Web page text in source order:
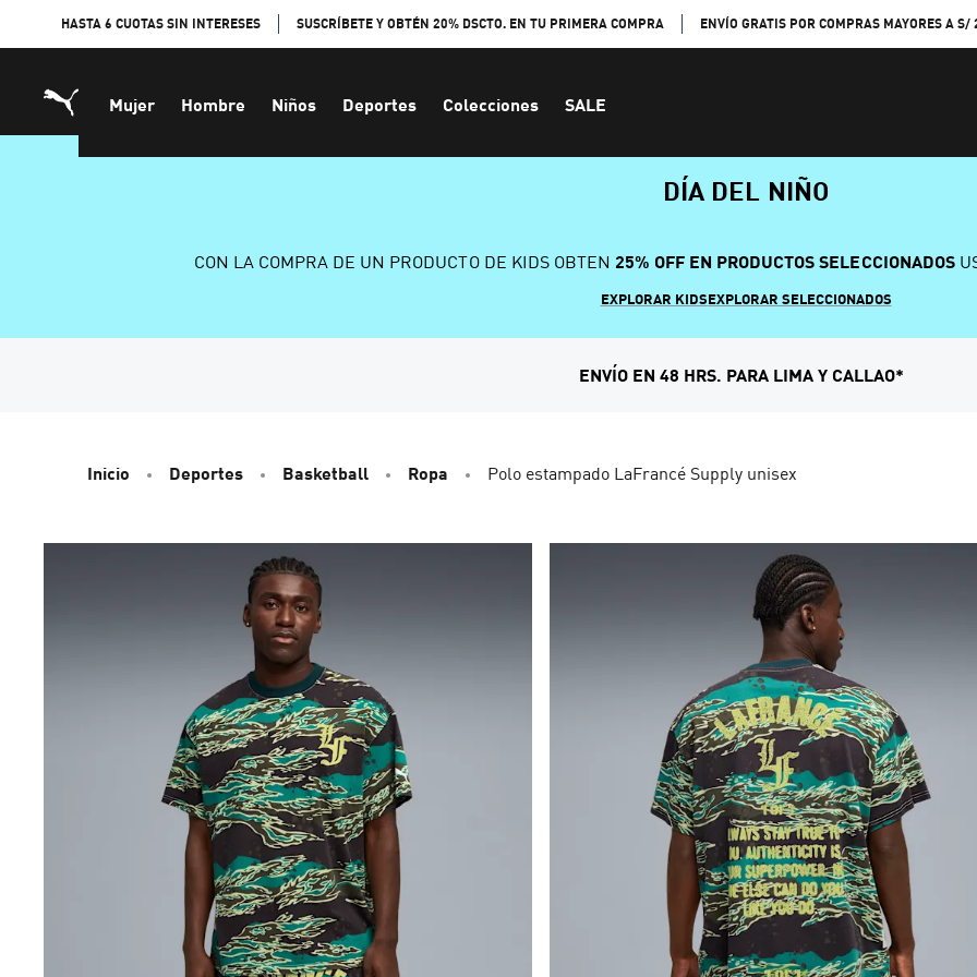
HASTA 6 CUOTAS SIN INTERESES SUSCRÍBETE Y OBTÉN 20% DSCTO. EN TU PRIMERA COMPRA ENVÍO GRATIS POR COMPRAS MAYORES A S/
Mujer Hombre Niños Deportes Colecciones SALE
DÍA DEL NIÑO
CON LA COMPRA DE UN PRODUCTO DE KIDS OBTEN 25% OFF EN PRODUCTOS SELECCIONADOS
EXPLORAR KIDSEXPLORAR SELECCIONADOS
ENVÍO EN 48 HRS. PARA LIMA Y CALLAO*
Inicio Deportes Basketball Ropa Polo estampado LaFrancé Supply unisex